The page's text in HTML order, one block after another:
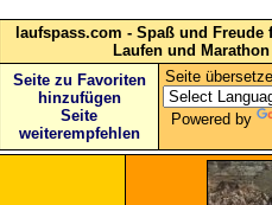
laufspass.com - Spaß und Freude
Laufen und Marathon
Seite zu Favoriten
hinzufügen
Seite
weiterempfehlen
Seite
Powered by